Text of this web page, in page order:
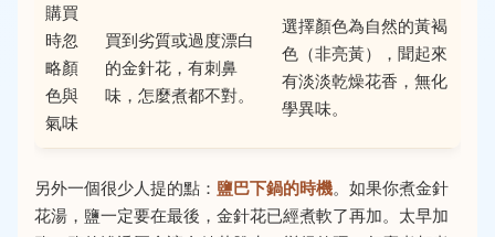
購買
時忽
略顏
色與
氣味
買到劣質或過度漂白
的金針花，有刺鼻
味，怎麼煮都不對。
選擇顏色為自然的黃褐
色（非亮黃），聞起來
有淡淡乾燥花香，無化
學異味。
另外一個很少人提的點： 鹽巴下鍋的時機。如果你煮金針
花湯，鹽一定要在最後，金針花已經煮軟了再加。太早加